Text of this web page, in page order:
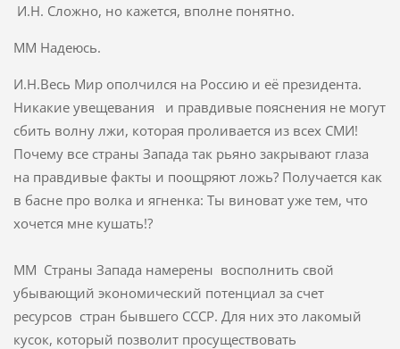
И.Н. Сложно, но кажется, вполне понятно.
ММ Надеюсь.
И.Н.Весь Мир ополчился на Россию и её президента.
Никакие увещевания и правдивые пояснения не могут
сбить волну лжи, которая проливается из всех СМИ!
Почему все страны Запада так рьяно закрывают глаза
на правдивые факты и поощряют ложь? Получается как
в басне про волка и ягненка: Ты виноват уже тем, что
хочется мне кушать!?
ММ Страны Запада намерены восполнить свой
убывающий экономический потенциал за счет
ресурсов стран бывшего СССР. Для них это лакомый
кусок, который позволит просуществовать